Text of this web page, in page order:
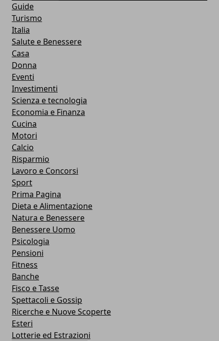
Guide
Turismo
Italia
Salute e Benessere
Casa
Donna
Eventi
Investimenti
Scienza e tecnologia
Economia e Finanza
Cucina
Motori
Calcio
Risparmio
Lavoro e Concorsi
Sport
Prima Pagina
Dieta e Alimentazione
Natura e Benessere
Benessere Uomo
Psicologia
Pensioni
Fitness
Banche
Fisco e Tasse
Spettacoli e Gossip
Ricerche e Nuove Scoperte
Esteri
Lotterie ed Estrazioni